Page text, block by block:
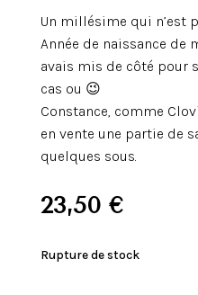
Un millésime qui n’est
Année de naissance de
avais mis de côté pour
cas ou 😉
Constance, comme
en vente une partie de
quelques sous.
23,50 €
Rupture de stock